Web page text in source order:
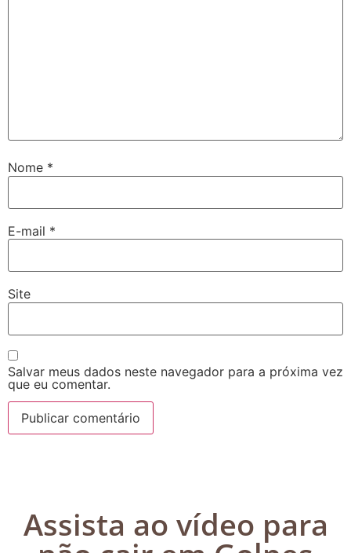
Nome *
E-mail *
Site
Salvar meus dados neste navegador para a próxima vez
que eu comentar.
Assista ao vídeo para